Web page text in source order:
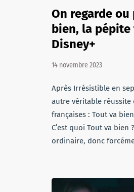
On regarde ou
bien, la
Disney+
14 novembre 2023
Après Irrésistible en
autre véritable réussite
françaises : Tout va
C’est quoi Tout va bien
ordinaire, donc